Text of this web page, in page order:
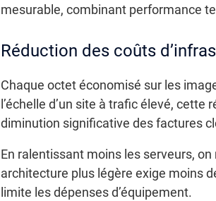
mesurable, combinant performance
Réduction des coûts
Chaque octet économisé sur les
l’échelle d’un site à trafic élevé,
diminution significative des factures
En ralentissant moins les serveurs,
architecture plus légère exige moins
limite les dépenses d’équipement.